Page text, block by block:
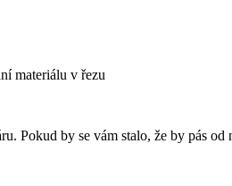
materiálu v řezu
Pokud by se vám stalo, že by pás od